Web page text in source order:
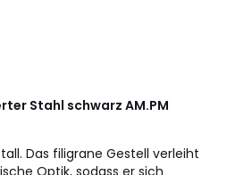
Stahl schwarz AM.PM
Das filigrane Gestell verleiht